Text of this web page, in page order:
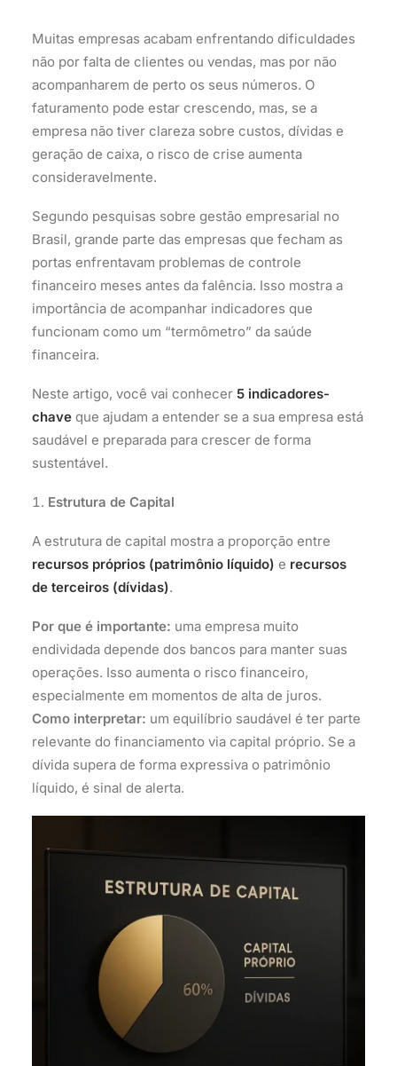
Muitas empresas acabam enfrentando dificuldades
não por falta de clientes ou vendas, mas por não
acompanharem de perto os seus números. O
faturamento pode estar crescendo, mas, se a
empresa não tiver clareza sobre custos, dívidas e
geração de caixa, o risco de crise aumenta
consideravelmente.
Segundo pesquisas sobre gestão empresarial no
Brasil, grande parte das empresas que fecham as
portas enfrentavam problemas de controle
financeiro meses antes da falência. Isso mostra a
importância de acompanhar indicadores que
funcionam como um “termômetro” da saúde
financeira.
Neste artigo, você vai conhecer 5 indicadores-
chave que ajudam a entender se a sua empresa está
saudável e preparada para crescer de forma
sustentável.
Estrutura de Capital
A estrutura de capital mostra a proporção entre
recursos próprios (patrimônio líquido) e recursos
de terceiros (dívidas).
Por que é importante: uma empresa muito
endividada depende dos bancos para manter suas
operações. Isso aumenta o risco financeiro,
especialmente em momentos de alta de juros.
Como interpretar: um equilíbrio saudável é ter parte
relevante do financiamento via capital próprio. Se a
dívida supera de forma expressiva o patrimônio
líquido, é sinal de alerta.